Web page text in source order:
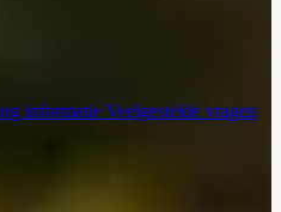
informatie Veelgestelde vragen